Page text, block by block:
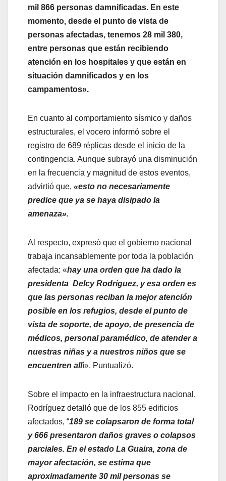
mil 866 personas damnificadas. En este
momento, desde el punto de vista de
personas afectadas, tenemos 28 mil 380,
entre personas que están recibiendo
atención en los hospitales y que están en
situación damnificados y en los
campamentos».
En cuanto al comportamiento sísmico y daños
estructurales, el vocero informó sobre el
registro de 689 réplicas desde el inicio de la
contingencia. Aunque subrayó una disminución
en la frecuencia y magnitud de estos eventos,
advirtió que, «esto no necesariamente
predice que ya se haya disipado la
amenaza».
Al respecto, expresó que el gobierno nacional
trabaja incansablemente por toda la población
afectada: «hay una orden que ha dado la
presidenta Delcy Rodríguez, y esa orden es
que las personas reciban la mejor atención
posible en los refugios, desde el punto de
vista de soporte, de apoyo, de presencia de
médicos, personal paramédico, de atender a
nuestras niñas y a nuestros niños que se
encuentren allí». Puntualizó.
Sobre el impacto en la infraestructura nacional,
Rodríguez detalló que de los 855 edificios
afectados, “189 se colapsaron de forma total
y 666 presentaron daños graves o colapsos
parciales. En el estado La Guaira, zona de
mayor afectación, se estima que
aproximadamente 30 mil personas se